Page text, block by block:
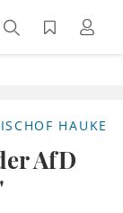
HAUKE
AfD